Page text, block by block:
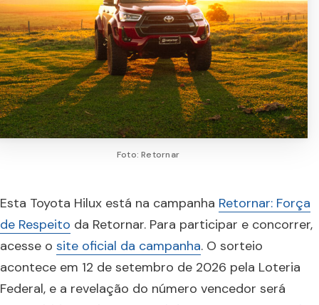
Foto: Retornar
Esta Toyota Hilux está na campanha Retornar: Força
de Respeito da Retornar. Para participar e concorrer,
acesse o site oficial da campanha. O sorteio
acontece em 12 de setembro de 2026 pela Loteria
Federal, e a revelação do número vencedor será